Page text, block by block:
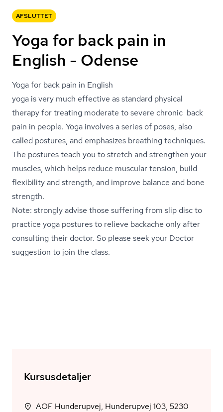
AFSLUTTET
Yoga for back pain in
English - Odense
Yoga for back pain in English
yoga is very much effective as standard physical
therapy for treating moderate to severe chronic back
pain in people. Yoga involves a series of poses, also
called postures, and emphasizes breathing techniques.
The postures teach you to stretch and strengthen your
muscles, which helps reduce muscular tension, build
flexibility and strength, and improve balance and bone
strength.
Note: strongly advise those suffering from slip disc to
practice yoga postures to relieve backache only after
consulting their doctor. So please seek your Doctor
suggestion to join the class.
Kursusdetaljer
AOF Hunderupvej, Hunderupvej 103, 5230